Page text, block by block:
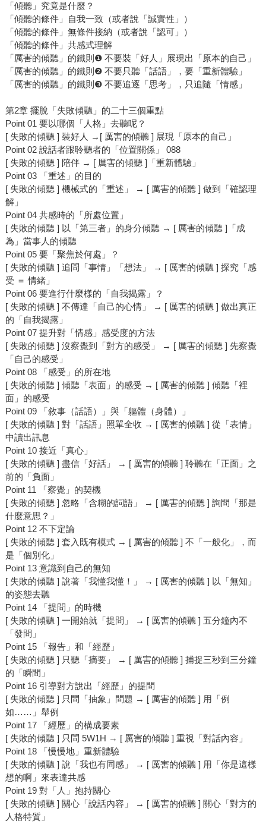
「傾聽」究竟是什麼？
「傾聽的條件」自我一致（或者說「誠實性」）
「傾聽的條件」無條件接納（或者說「認可」）
「傾聽的條件」共感式理解
「厲害的傾聽」的鐵則❶ 不要裝「好人」展現出「原本的自己」
「厲害的傾聽」的鐵則❷ 不要只聽「話語」，要「重新體驗」
「厲害的傾聽」的鐵則❸ 不要追逐「思考」，只追隨「情感」
第2章 擺脫「失敗傾聽」的二十三個重點
Point 01 要以哪個「人格」去聽呢？
[ 失敗的傾聽 ] 裝好人 →[ 厲害的傾聽 ] 展現「原本的自己」
Point 02 說話者跟聆聽者的「位置關係」 088
[ 失敗的傾聽 ] 陪伴 → [ 厲害的傾聽 ]「重新體驗」
Point 03 「重述」的目的
[ 失敗的傾聽 ] 機械式的「重述」 → [ 厲害的傾聽 ] 做到「確認理
解」
Point 04 共感時的「所處位置」
[ 失敗的傾聽 ] 以「第三者」的身分傾聽 → [ 厲害的傾聽 ]「成
為」當事人的傾聽
Point 05 要「聚焦於何處」？
[ 失敗的傾聽 ] 追問「事情」「想法」 → [ 厲害的傾聽 ] 探究「感
受 ＝ 情緒」
Point 06 要進行什麼樣的「自我揭露」？
[ 失敗的傾聽 ] 不傳達「自己的心情」 → [ 厲害的傾聽 ] 做出真正
的「自我揭露」
Point 07 提升對「情感」感受度的方法
[ 失敗的傾聽 ] 沒察覺到「對方的感受」 → [ 厲害的傾聽 ] 先察覺
「自己的感受」
Point 08 「感受」的所在地
[ 失敗的傾聽 ] 傾聽「表面」的感受 → [ 厲害的傾聽 ] 傾聽「裡
面」的感受
Point 09 「敘事（話語）」與「軀體（身體）」
[ 失敗的傾聽 ] 對「話語」照單全收 → [ 厲害的傾聽 ] 從「表情」
中讀出訊息
Point 10 接近「真心」
[ 失敗的傾聽 ] 盡信「好話」 → [ 厲害的傾聽 ] 聆聽在「正面」之
前的「負面」
Point 11 「察覺」的契機
[ 失敗的傾聽 ] 忽略「含糊的詞語」 → [ 厲害的傾聽 ] 詢問「那是
什麼意思？」
Point 12 不下定論
[ 失敗的傾聽 ] 套入既有模式 → [ 厲害的傾聽 ] 不「一般化」，而
是「個別化」
Point 13 意識到自己的無知
[ 失敗的傾聽 ] 說著「我懂我懂！」 → [ 厲害的傾聽 ] 以「無知」
的姿態去聽
Point 14 「提問」的時機
[ 失敗的傾聽 ] 一開始就「提問」 → [ 厲害的傾聽 ] 五分鐘內不
「發問」
Point 15 「報告」和「經歷」
[ 失敗的傾聽 ] 只聽「摘要」 → [ 厲害的傾聽 ] 捕捉三秒到三分鐘
的「瞬間」
Point 16 引導對方說出「經歷」的提問
[ 失敗的傾聽 ] 只問「抽象」問題 → [ 厲害的傾聽 ] 用「例
如……」舉例
Point 17 「經歷」的構成要素
[ 失敗的傾聽 ] 只問 5W1H → [ 厲害的傾聽 ] 重視「對話內容」
Point 18 「慢慢地」重新體驗
[ 失敗的傾聽 ] 說「我也有同感」 → [ 厲害的傾聽 ] 用「你是這樣
想的啊」來表達共感
Point 19 對「人」抱持關心
[ 失敗的傾聽 ] 關心「說話內容」 → [ 厲害的傾聽 ] 關心「對方的
人格特質」